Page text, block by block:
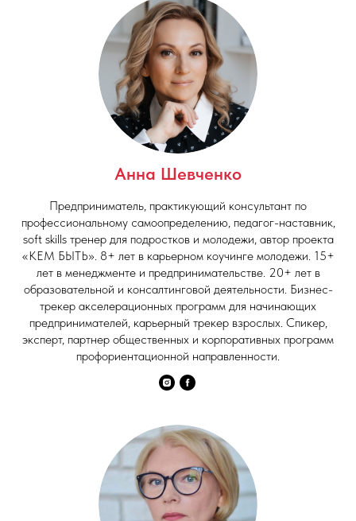
Анна Шевченко
Предприниматель, практикующий консультант по
профессиональному самоопределению, педагог-наставник,
soft skills тренер для подростков и молодежи, автор проекта
«КЕМ БЫТЬ». 8+ лет в карьерном коучинге молодежи. 15+
лет в менеджменте и предпринимательстве. 20+ лет в
образовательной и консалтинговой деятельности. Бизнес-
трекер акселерационных программ для начинающих
предпринимателей, карьерный трекер взрослых. Спикер,
эксперт, партнер общественных и корпоративных программ
профориентационной направленности.